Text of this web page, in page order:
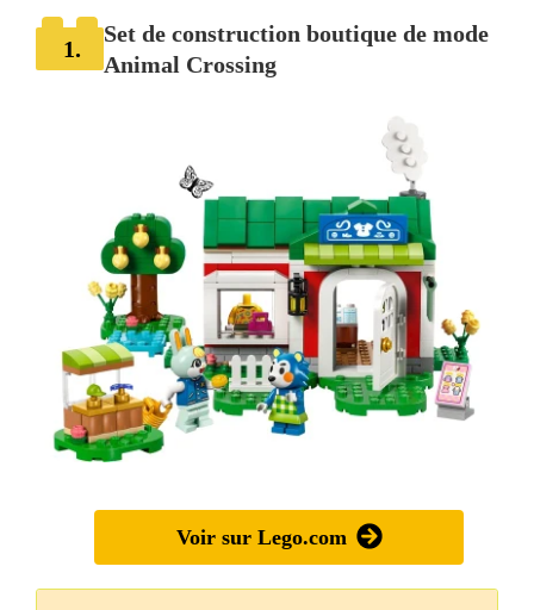
1.
Set de construction boutique de mode
Animal Crossing
Voir sur Lego.com